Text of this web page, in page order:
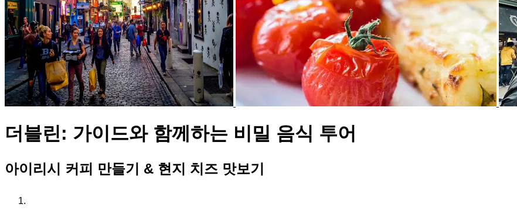
더블린: 가이드와 함께하는 비밀 음식 투어
아이리시 커피 만들기 & 현지 치즈 맛보기